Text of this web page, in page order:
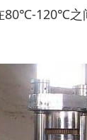
80℃-120℃之